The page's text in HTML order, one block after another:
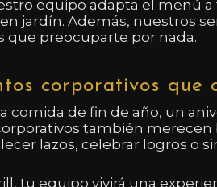
equipo adapta el menú
jardín. Además, nuestros
que preocuparte por nada.
corporativos que
comida de fin de año, un
también
lazos, celebrar logros o
tu equipo vivirá una